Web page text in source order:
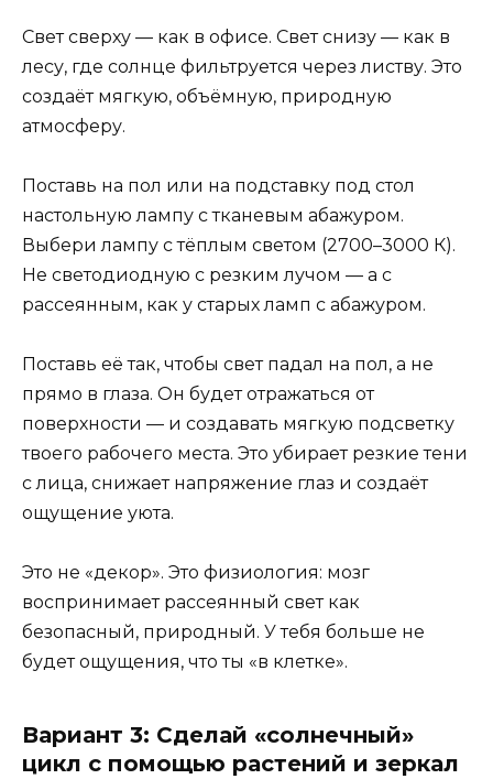
Свет сверху — как в офисе. Свет снизу — как в
лесу, где солнце фильтруется через листву. Это
создаёт мягкую, объёмную, природную
атмосферу.
Поставь на пол или на подставку под стол
настольную лампу с тканевым абажуром.
Выбери лампу с тёплым светом (2700–3000 К).
Не светодиодную с резким лучом — а с
рассеянным, как у старых ламп с абажуром.
Поставь её так, чтобы свет падал на пол, а не
прямо в глаза. Он будет отражаться от
поверхности — и создавать мягкую подсветку
твоего рабочего места. Это убирает резкие тени
с лица, снижает напряжение глаз и создаёт
ощущение уюта.
Это не «декор». Это физиология: мозг
воспринимает рассеянный свет как
безопасный, природный. У тебя больше не
будет ощущения, что ты «в клетке».
Вариант 3: Сделай «солнечный»
цикл с помощью растений и зеркал